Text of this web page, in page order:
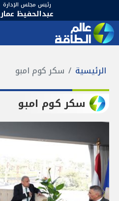
رئيس مجلس الإدارة
عبدالحفيظ عمار
الرئيسية سكر كوم امبو
سكر كوم امبو